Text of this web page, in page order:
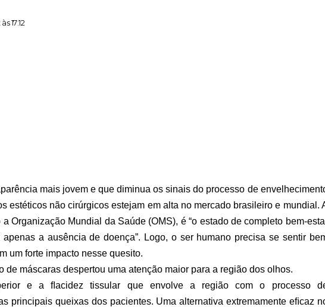
17:12
mais jovem e que diminua os sinais do processo de
estéticos não cirúrgicos estejam em alta no mercado brasileiro e mundial.
Organização Mundial da Saúde (OMS), é “o estado de completo bem-
a ausência de doença”. Logo, o ser humano precisa se sentir
um forte impacto nesse quesito.
de máscaras despertou uma atenção maior para a região dos olhos.
e a ﬂacidez tissular que envolve a região com o processo
principais queixas dos pacientes. Uma alternativa extremamente eﬁcaz